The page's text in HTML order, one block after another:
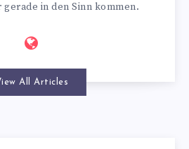
in den Sinn kommen.
All Articles